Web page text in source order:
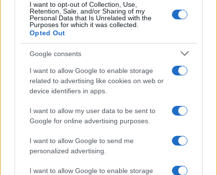
I want to opt-out of Collection, Use,
Retention, Sale, and/or Sharing of my
Personal Data that Is Unrelated with the
Purposes for which it was collected.
Opted Out
Google consents
I want to allow Google to enable storage
related to advertising like cookies on web or
device identifiers in apps.
I want to allow my user data to be sent to
Google for online advertising purposes.
I want to allow Google to send me
personalized advertising.
I want to allow Google to enable storage
Cumuli di rifiuti a Santa Teresa Gallura, la
segnalazione dei residenti
Incendi in Gallura, devastati un chiosco e due
furgoni: le indagini
Cannigione celebra la cultura gallurese con il
“Poker letterario”